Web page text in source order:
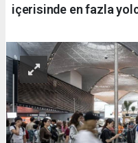
içerisinde en fazla